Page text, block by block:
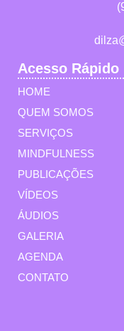
Acesso Rápido
HOME
QUEM SOMOS
SERVIÇOS
MINDFULNESS
PUBLICAÇÕES
VÍDEOS
ÁUDIOS
GALERIA
AGENDA
CONTATO